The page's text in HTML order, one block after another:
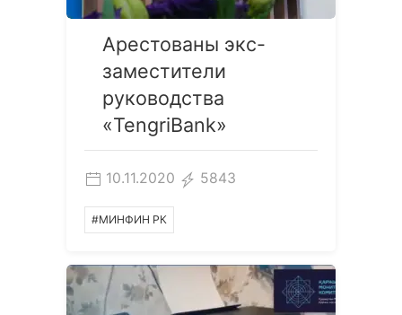
Арестованы экс-
заместители
руководства
«TengriBank»
10.11.2020 5843
#МИНФИН РК